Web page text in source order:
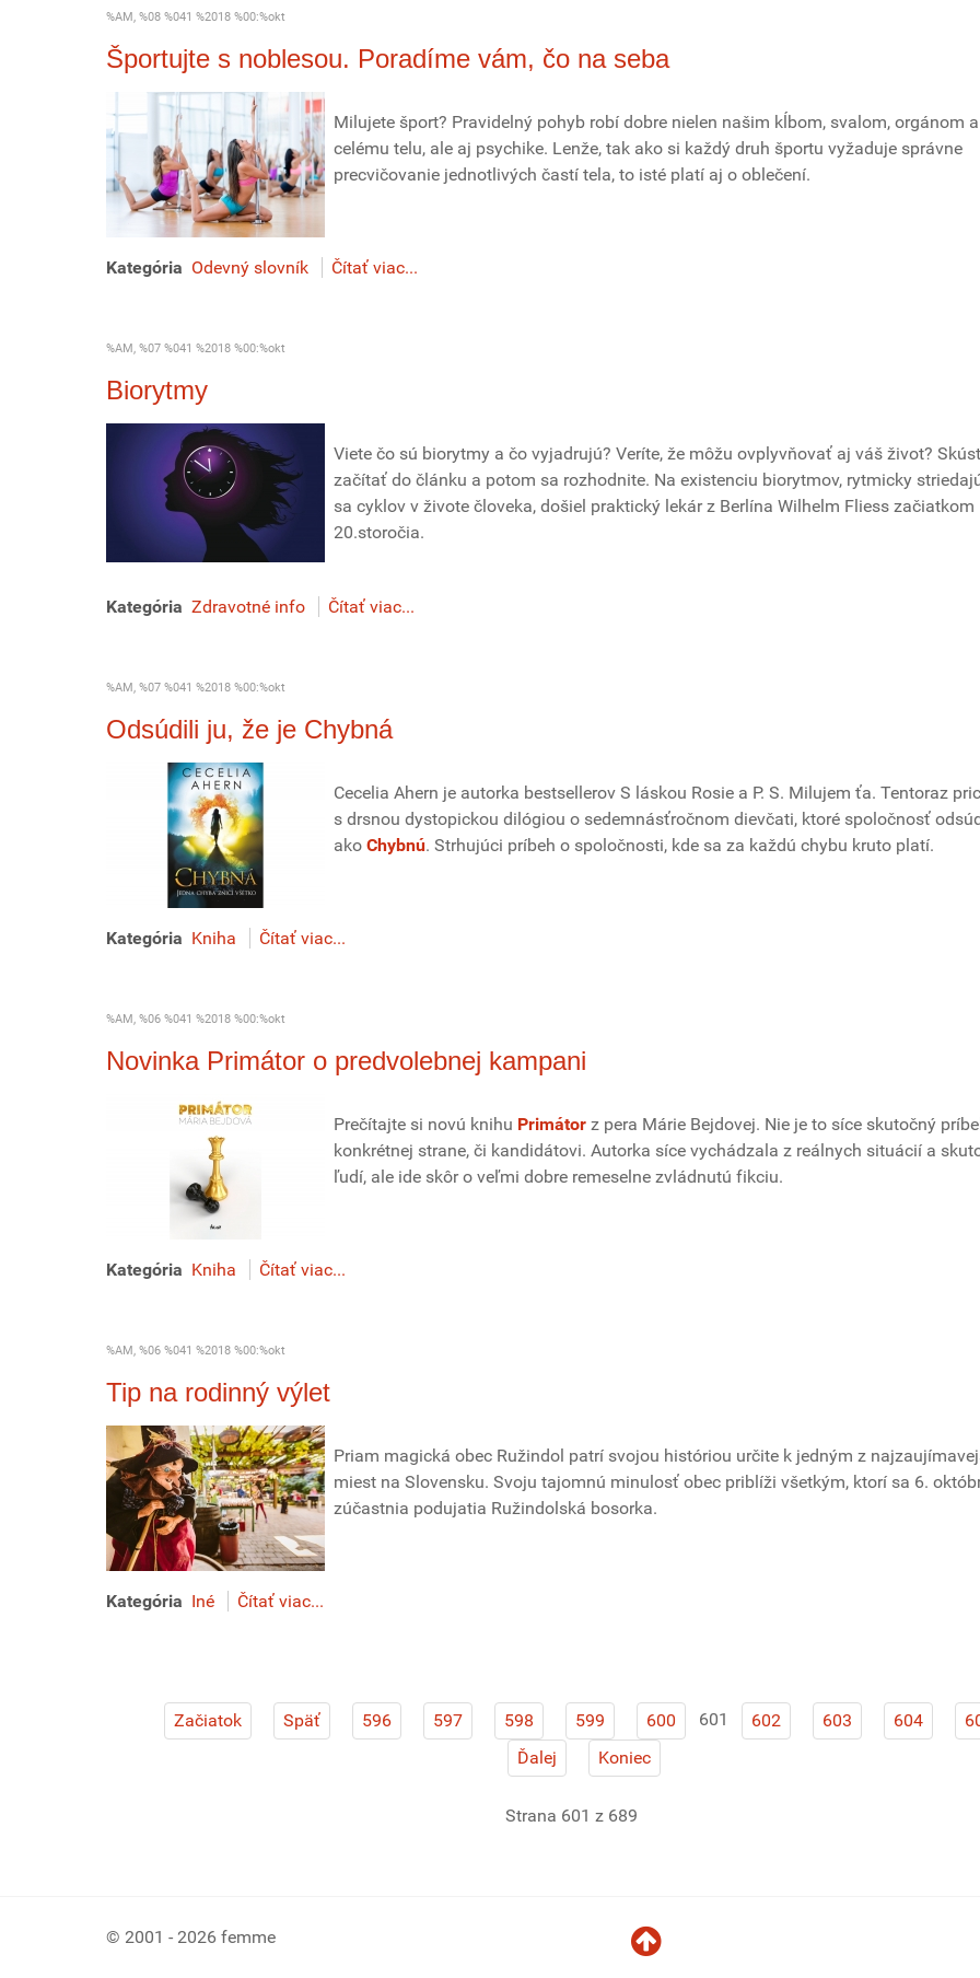
%AM, %08 %041 %2018 %00:%okt
Športujte s noblesou. Poradíme vám, čo na seba
Milujete šport? Pravidelný pohyb robí dobre nielen našim kĺbom, svalom, orgánom a
celému telu, ale aj psychike. Lenže, tak ako si každý druh športu vyžaduje správne
precvičovanie jednotlivých častí tela, to isté platí aj o oblečení.
Kategória Odevný slovník Čítať viac...
%AM, %07 %041 %2018 %00:%okt
Biorytmy
Viete čo sú biorytmy a čo vyjadrujú? Veríte, že môžu ovplyvňovať aj váš život?
začítať do článku a potom sa rozhodnite. Na existenciu biorytmov, rytmicky
sa cyklov v živote človeka, došiel praktický lekár z Berlína Wilhelm Fliess začiatkom
20.storočia.
Kategória Zdravotné info Čítať viac...
%AM, %07 %041 %2018 %00:%okt
Odsúdili ju, že je Chybná
Cecelia Ahern je autorka bestsellerov S láskou Rosie a P. S. Milujem ťa. Tentoraz
s drsnou dystopickou dilógiou o sedemnásťročnom dievčati, ktoré spoločnosť
ako Chybnú. Strhujúci príbeh o spoločnosti, kde sa za každú chybu kruto platí.
Kategória Kniha Čítať viac...
%AM, %06 %041 %2018 %00:%okt
Novinka Primátor o predvolebnej kampani
Prečítajte si novú knihu Primátor z pera Márie Bejdovej. Nie je to síce skutočný
konkrétnej strane, či kandidátovi. Autorka síce vychádzala z reálnych situácií a
ľudí, ale ide skôr o veľmi dobre remeselne zvládnutú fikciu.
Kategória Kniha Čítať viac...
%AM, %06 %041 %2018 %00:%okt
Tip na rodinný výlet
Priam magická obec Ružindol patrí svojou históriou určite k jedným z
miest na Slovensku. Svoju tajomnú minulosť obec priblíži všetkým, ktorí sa 6.
zúčastnia podujatia Ružindolská bosorka.
Kategória Iné Čítať viac...
Začiatok Späť 596 597 598 599 600 601 602 603 604
Ďalej
Koniec
Strana 601 z 689
© 2001 - 2026 femme